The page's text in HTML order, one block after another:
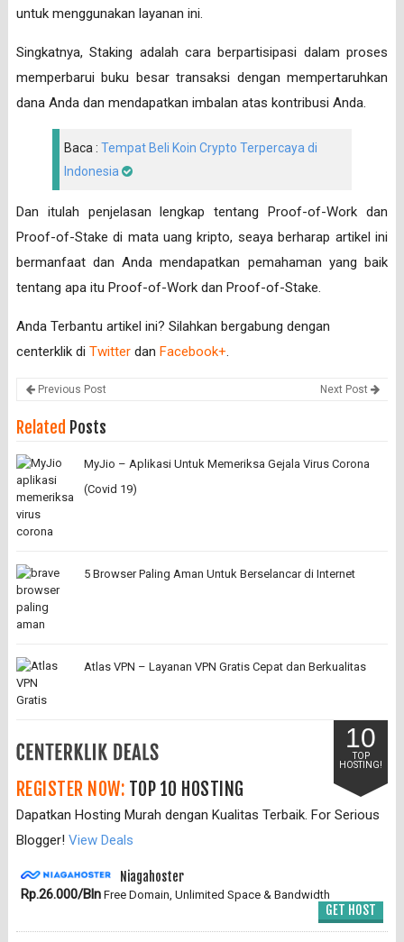
untuk menggunakan layanan ini.
Singkatnya, Staking adalah cara berpartisipasi dalam proses
memperbarui buku besar transaksi dengan mempertaruhkan
dana Anda dan mendapatkan imbalan atas kontribusi Anda.
Baca : Tempat Beli Koin Crypto Terpercaya di
Indonesia
Dan itulah penjelasan lengkap tentang Proof-of-Work dan
Proof-of-Stake di mata uang kripto, seaya berharap artikel ini
bermanfaat dan Anda mendapatkan pemahaman yang baik
tentang apa itu Proof-of-Work dan Proof-of-Stake.
Anda Terbantu artikel ini? Silahkan bergabung dengan
centerklik di Twitterdan Facebook+.
Previous Post Next Post
Related Posts
MyJio – Aplikasi Untuk Memeriksa Gejala Virus Corona
(Covid 19)
5 Browser Paling Aman Untuk Berselancar di Internet
Atlas VPN – Layanan VPN Gratis Cepat dan Berkualitas
10
TOP
HOSTING!
REGISTER NOW: TOP 10 HOSTING
Dapatkan Hosting Murah dengan Kualitas Terbaik. For Serious
Blogger! View Deals
Niagahoster
Rp.26.000/BlnFree Domain, Unlimited Space & Bandwidth
GET HOST